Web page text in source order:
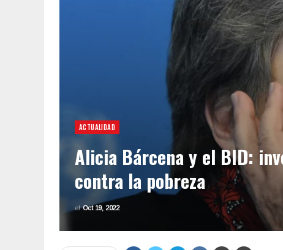
ACTUALIDAD
Alicia Bárcena y el BID:
contra la pobreza
elOct 19, 2022